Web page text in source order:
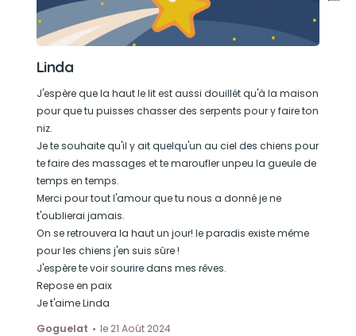
Sortir voyons ! C'est la base
Linda
J'espère que la haut le lit est aussi douillét qu'à la maison
pour que tu puisses chasser des serpents pour y faire ton
niz.
Je te souhaite qu'il y ait quelqu'un au ciel des chiens pour
te faire des massages et te maroufler unpeu la gueule de
temps en temps.
Merci pour tout l'amour que tu nous a donné je ne
t'oublierai jamais.
On se retrouvera la haut un jour! le paradis existe même
pour les chiens j'en suis sûre !
J'espère te voir sourire dans mes rêves.
Repose en paix
Je t'aime Linda
Goguelat
le 21 Août 2024